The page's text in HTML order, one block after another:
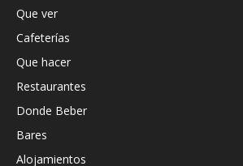
Que ver
Cafeterías
Que hacer
Restaurantes
Donde Beber
Bares
Alojamientos